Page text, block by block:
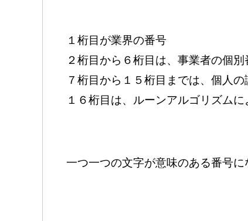
１桁目が業界の番号
２桁目から６桁目は、事業者の個別
７桁目から１５桁目までは、個人
１６桁目は、ルーンアルゴリズム
一つ一つの文字が意味のある番号に